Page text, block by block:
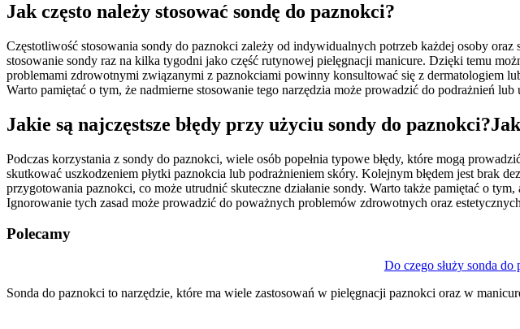
Jak często należy stosować sondę do paznokci?
Częstotliwość stosowania sondy do paznokci zależy od indywidualnych potrzeb każdej osoby
stosowanie sondy raz na kilka tygodni jako część rutynowej pielęgnacji manicure. Dzięki temu
problemami zdrowotnymi związanymi z paznokciami powinny konsultować się z dermatologiem
Warto pamiętać o tym, że nadmierne stosowanie tego narzędzia może prowadzić do podrażnień
Jakie są najczęstsze błędy przy użyciu sondy do
Podczas korzystania z sondy do paznokci, wiele osób popełnia typowe błędy, które mogą
skutkować uszkodzeniem płytki paznokcia lub podrażnieniem skóry. Kolejnym błędem jest
przygotowania paznokci, co może utrudnić skuteczne działanie sondy. Warto także pamiętać o
Ignorowanie tych zasad może prowadzić do poważnych problemów zdrowotnych oraz
Polecamy
Do czego służy sonda
Sonda do paznokci to narzędzie, które ma wiele zastosowań w pielęgnacji paznokci oraz w
wpisu